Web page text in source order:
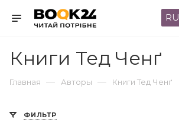
RU
Книги Тед Ченґ
Главная — Авторы — Книги Тед Ченґ
ФИЛЬТР